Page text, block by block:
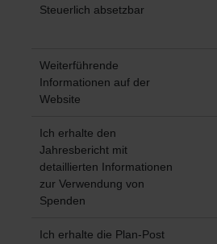
Steuerlich absetzbar
Weiterführende
Informationen auf der
Website
Ich erhalte den
Jahresbericht mit
detaillierten Informationen
zur Verwendung von
Spenden
Ich erhalte die Plan-Post